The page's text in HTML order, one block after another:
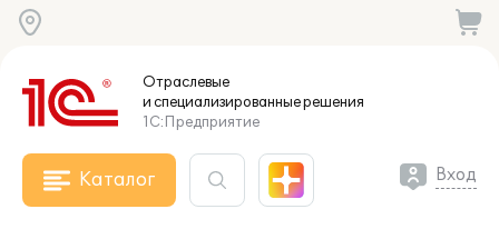
Отраслевые
и специализированныерешения
1С:Предприятие
Каталог Вход